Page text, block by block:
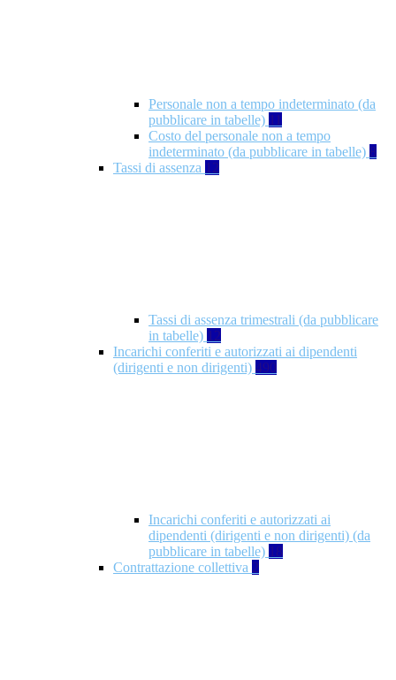
Personale non a tempo indeterminato (da
pubblicare in tabelle) 11
Costo del personale non a tempo
indeterminato (da pubblicare in tabelle) 8
Tassi di assenza 12
Tassi di assenza trimestrali (da pubblicare
in tabelle) 12
Incarichi conferiti e autorizzati ai dipendenti
(dirigenti e non dirigenti) 490
Incarichi conferiti e autorizzati ai
dipendenti (dirigenti e non dirigenti) (da
pubblicare in tabelle) 18
Contrattazione collettiva 2